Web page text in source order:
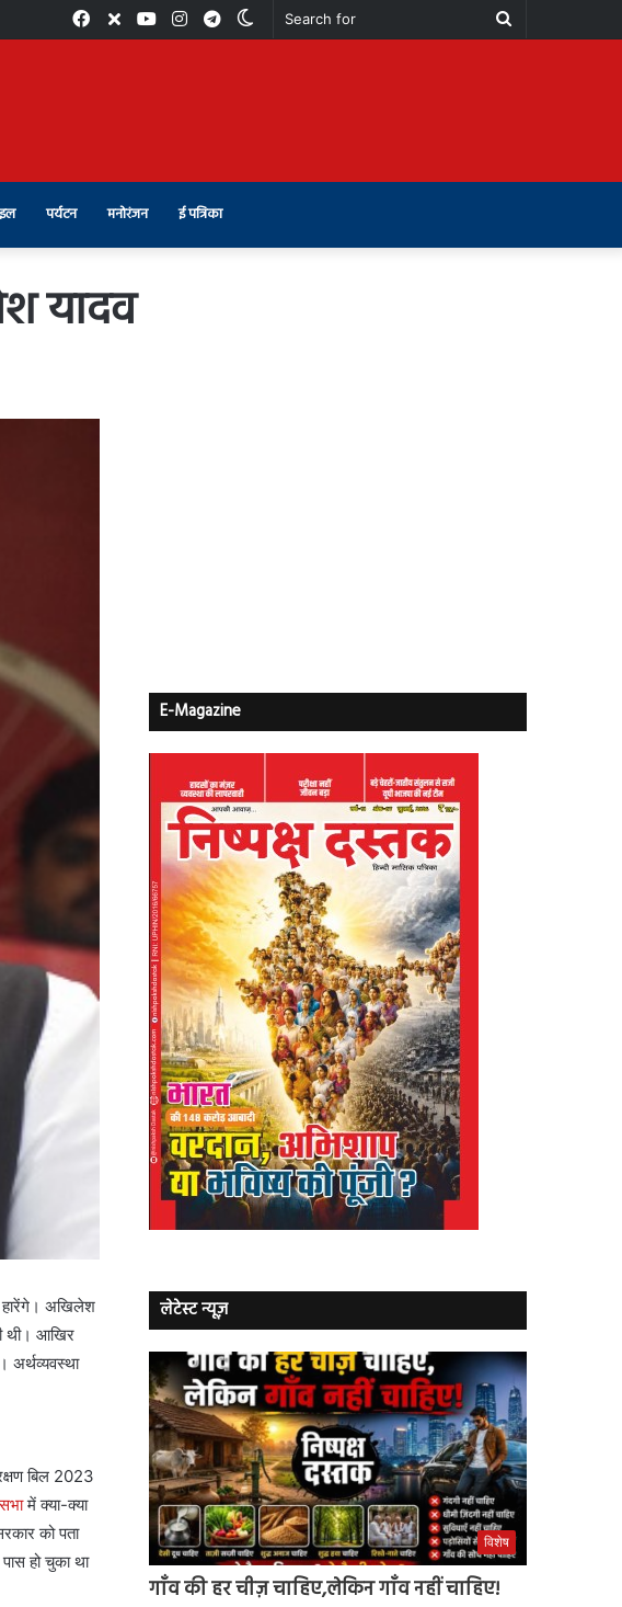
Search
Switch
Telegram
Instagram
Youtube
X
Facebook
पर्यटन मनोरंजन ई पत्रिका
यादव
हारेंगे। अखिलेश
थी। आखिर
अर्थव्यवस्था
बिल 2023
में क्या-क्या
को पता
हो चुका था
E-Magazine
लेटेस्ट न्यूज़
विशेष
गाँव की हर चीज़ चाहिए,लेकिन गाँव नहीं चाहिए!